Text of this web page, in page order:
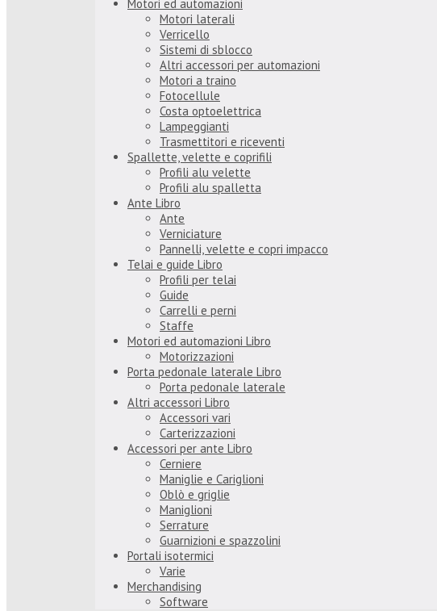
Motori ed automazioni
Motori laterali
Verricello
Sistemi di sblocco
Altri accessori per automazioni
Motori a traino
Fotocellule
Costa optoelettrica
Lampeggianti
Trasmettitori e riceventi
Spallette, velette e coprifili
Profili alu velette
Profili alu spalletta
Ante Libro
Ante
Verniciature
Pannelli, velette e copri impacco
Telai e guide Libro
Profili per telai
Guide
Carrelli e perni
Staffe
Motori ed automazioni Libro
Motorizzazioni
Porta pedonale laterale Libro
Porta pedonale laterale
Altri accessori Libro
Accessori vari
Carterizzazioni
Accessori per ante Libro
Cerniere
Maniglie e Cariglioni
Oblò e griglie
Maniglioni
Serrature
Guarnizioni e spazzolini
Portali isotermici
Varie
Merchandising
Software